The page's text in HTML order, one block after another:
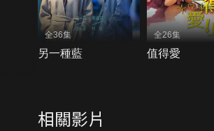
全36集
另一種藍
全26集
值得愛
相關影片